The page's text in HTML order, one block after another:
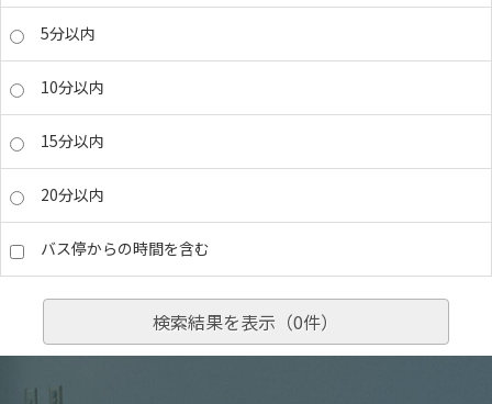
5分以内
10分以内
15分以内
20分以内
バス停からの時間を含む
検索結果を表示（0件）